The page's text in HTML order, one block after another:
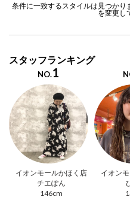
条件に一致するスタイルは見つか
を変更し
スタッフランキング
NO.1
イオンモールかほく店
チエぽん
146cm
イオン